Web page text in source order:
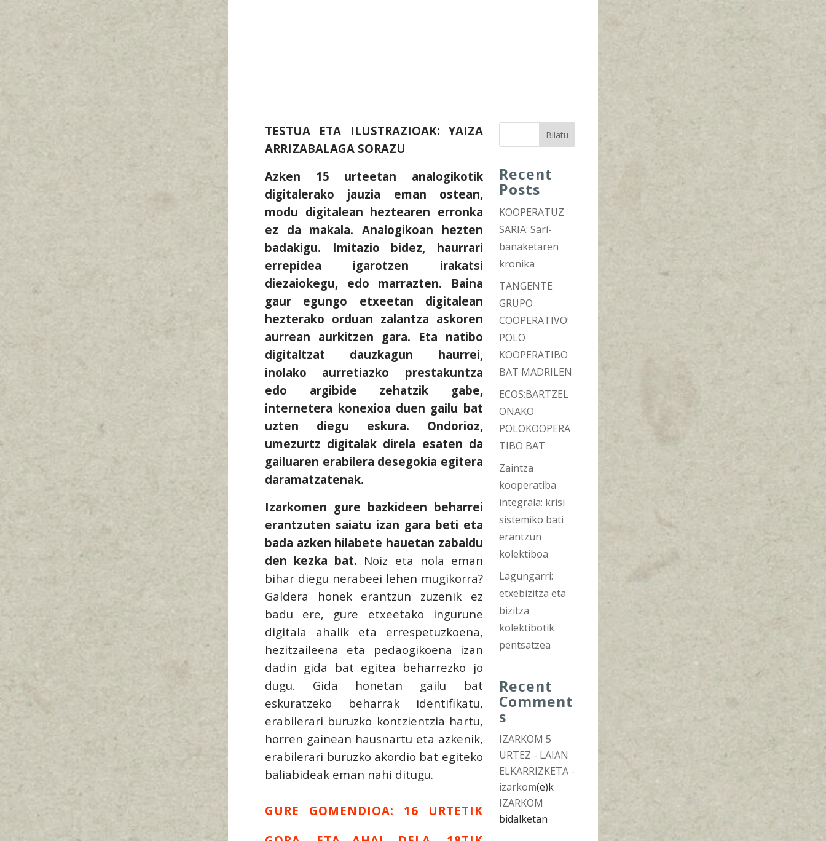
TESTUA ETA ILUSTRAZIOAK: YAIZA
ARRIZABALAGA SORAZU
Azken 15 urteetan analogikotik
digitalerako jauzia eman ostean,
modu digitalean heztearen erronka
ez da makala. Analogikoan hezten
badakigu. Imitazio bidez, haurrari
errepidea igarotzen irakatsi
diezaiokegu, edo marrazten. Baina
gaur egungo etxeetan digitalean
hezterako orduan zalantza askoren
aurrean aurkitzen gara. Eta natibo
digitaltzat dauzkagun haurrei,
inolako aurretiazko prestakuntza
edo argibide zehatzik gabe,
internetera konexioa duen gailu bat
uzten diegu eskura. Ondorioz,
umezurtz digitalak direla esaten da
gailuaren erabilera desegokia egitera
daramatzatenak.
Izarkomen gure bazkideen beharrei
erantzuten saiatu izan gara beti eta
bada azken hilabete hauetan zabaldu
den kezka bat. Noiz eta nola eman
bihar diegu nerabeei lehen mugikorra?
Galdera honek erantzun zuzenik ez
badu ere, gure etxeetako ingurune
digitala ahalik eta errespetuzkoena,
hezitzaileena eta pedaogikoena izan
dadin gida bat egitea beharrezko jo
dugu. Gida honetan gailu bat
eskuratzeko beharrak identifikatu,
erabilerari buruzko kontzientzia hartu,
horren gainean hausnartu eta azkenik,
erabilerari buruzko akordio bat egiteko
baliabideak eman nahi ditugu.
GURE GOMENDIOA: 16 URTETIK
Bilatu
Recent
Posts
KOOPERATUZ
SARIA: Sari-
banaketaren
kronika
TANGENTE
GRUPO
COOPERATIVO:
POLO
KOOPERATIBO
BAT MADRILEN
ECOS:BARTZEL
ONAKO
POLOKOOPERA
TIBO BAT
Zaintza
kooperatiba
integrala: krisi
sistemiko bati
erantzun
kolektiboa
Lagungarri:
etxebizitza eta
bizitza
kolektibotik
pentsatzea
Recent
Comment
s
IZARKOM 5
URTEZ - LAIAN
ELKARRIZKETA -
izarkom(e)k
IZARKOM
bidalketan